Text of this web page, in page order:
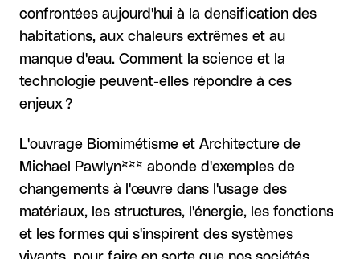
confrontées aujourd'hui à la densification des
habitations, aux chaleurs extrêmes et au
manque d'eau. Comment la science et la
technologie peuvent-elles répondre à ces
enjeux ?
L'ouvrage Biomimétisme et Architecture de
Michael Pawlyn*** abonde d'exemples de
changements à l'œuvre dans l'usage des
matériaux, les structures, l'énergie, les fonctions
et les formes qui s'inspirent des systèmes